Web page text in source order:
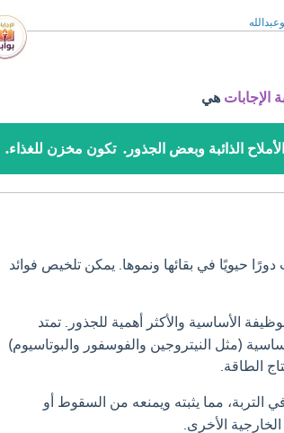
الإجابات هي
الذائبة وبعض الجذور. تكون مخزن للغذاء.
حيويًا في بقائها ونموها. يمكن تلخيص فوائد
الأساسية والأكثر أهمية للجذور.
تمتد
(مثل النيتروجين والفوسفور والبوتاسيوم)
الطاقة.
التربة، مما يثبته ويمنعه من السقوط أو
الأخرى.